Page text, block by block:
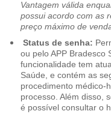
Vantagem válida
possui acordo com as
preço máximo de
Status de senha:
ou pelo APP Bradesco
funcionalidade tem
Saúde, e contém as
procedimento médico-
processo. Além disso,
é possível consultar o